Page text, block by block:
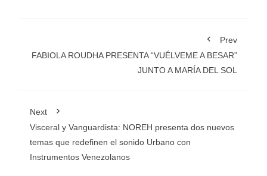
Prev
FABIOLA ROUDHA PRESENTA “VUÉLVEME A BESAR”
JUNTO A MARÍA DEL SOL
Next
Visceral y Vanguardista: NOREH presenta dos nuevos
temas que redefinen el sonido Urbano con
Instrumentos Venezolanos